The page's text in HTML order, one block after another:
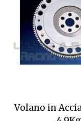
Volano in